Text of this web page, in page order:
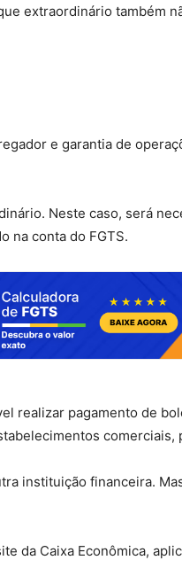
extraordinário também
e garantia de
Neste caso, será
na conta do FGTS.
realizar pagamento de
comerciais,
instituição financeira.
da Caixa Econômica,